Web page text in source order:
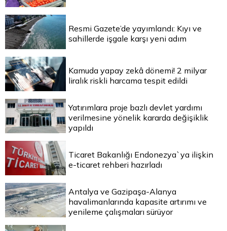
Resmi Gazete’de yayımlandı: Kıyı ve
sahillerde işgale karşı yeni adım
Kamuda yapay zekâ dönemi! 2 milyar
liralık riskli harcama tespit edildi
Yatırımlara proje bazlı devlet yardımı
verilmesine yönelik kararda değişiklik
yapıldı
Ticaret Bakanlığı Endonezya`ya ilişkin
e-ticaret rehberi hazırladı
Antalya ve Gazipaşa-Alanya
havalimanlarında kapasite artırımı ve
yenileme çalışmaları sürüyor